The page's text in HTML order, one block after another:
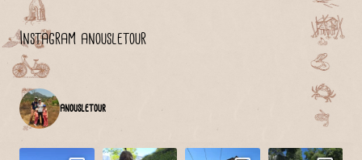
Instagram anousletour
anousletour